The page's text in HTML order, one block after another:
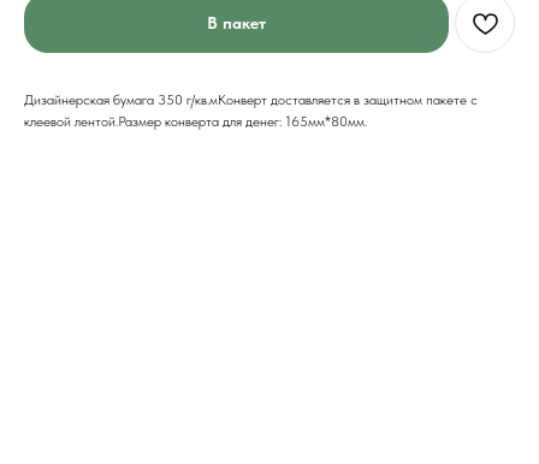
В пакет
Дизайнерская бумага 350 г/кв.мКонверт доставляется в защитном пакете с
клеевой лентой.Размер конверта для денег: 165мм*80мм.